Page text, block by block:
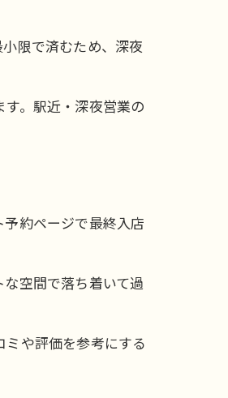
限で済むため、深夜
。駅近・深夜営業の
約ページで最終入店
空間で落ち着いて過
や評価を参考にする